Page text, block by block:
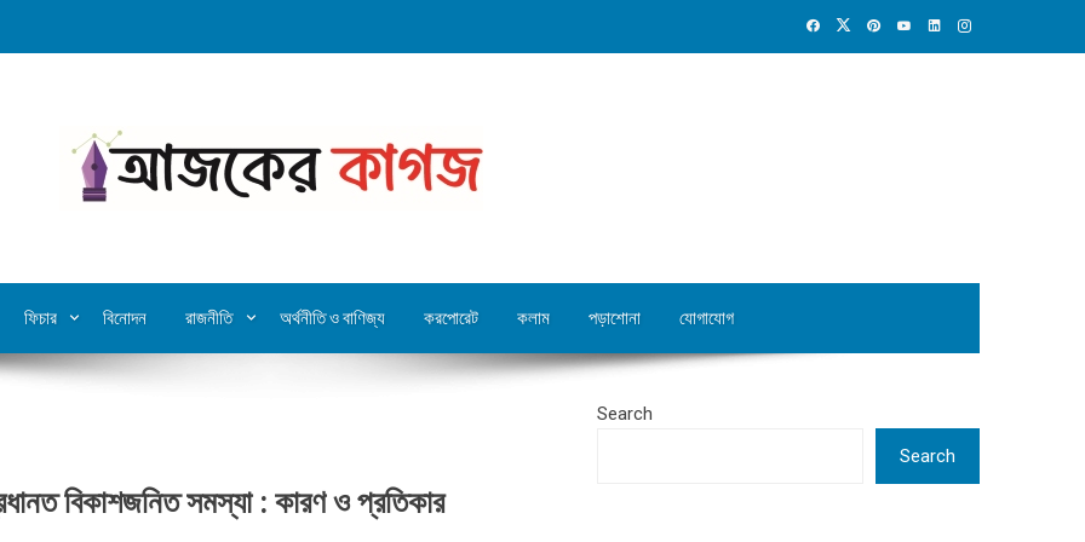
ফিচার বিনোদন রাজনীতি অর্থনীতি ও বাণিজ্য করপোরেট কলাম পড়াশোনা যোগাযোগ
বিকাশজনিত সমস্যা : কারণ ও প্রতিকার
Search
Search